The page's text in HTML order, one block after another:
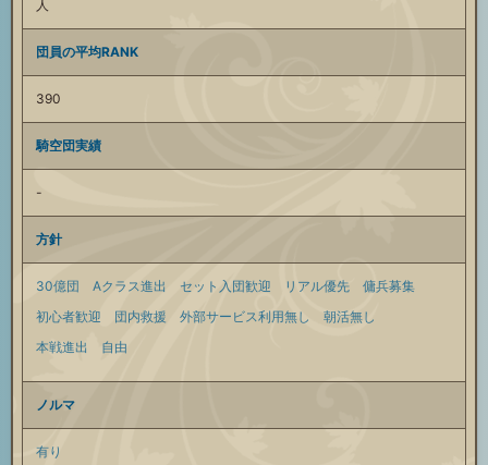
人
団員の平均RANK
390
騎空団実績
-
方針
30億団 Aクラス進出 セット入団歓迎 リアル優先
傭兵募集
初心者歓迎
団内救援 外部サービス利用無し
朝活無し
本戦進出
自由
ノルマ
有り